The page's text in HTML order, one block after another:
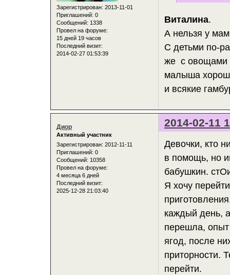
Зарегистрирован: 2013-11-01
Приглашений: 0
Сообщений: 1338
Провел на форуме:
15 дней 19 часов
Последний визит:
2014-02-27 01:53:39
Виталина.
А нельзя у
С детьми по-
же с овощами
малыша
и всякие
2014-02-11
Диор
Активный участник
Зарегистрирован: 2012-11-11
Приглашений: 0
Сообщений: 10358
Провел на форуме:
4 месяца 6 дней
Последний визит:
2025-12-28 21:03:40
Девочки, кто
в помощь, но
бабушкин.
Я хочу
каждый день,
перешла,
ягод, после
приторности.
перейти.